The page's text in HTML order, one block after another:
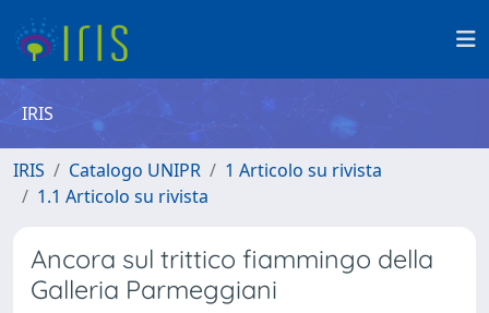
IRIS
IRIS Catalogo UNIPR
1 Articolo su rivista
1.1 Articolo su rivista
Ancora sul trittico fiammingo della
Galleria Parmeggiani